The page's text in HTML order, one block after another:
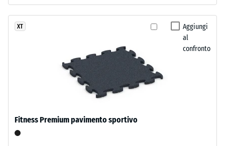
Aggiungi
al
confronto
XT
Fitness Premium pavimento sportivo